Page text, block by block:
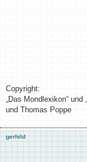
Copyright:
„Das Mondlexikon“
und Thomas Poppe
gerhild